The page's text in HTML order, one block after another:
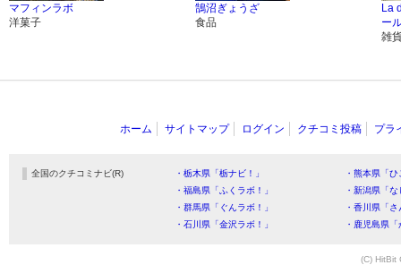
マフィンラボ
洋菓子
鵠沼ぎょうざ
食品
La
ー
雑
ホーム サイトマップ ログイン クチコミ投稿 プラ
全国のクチコミナビ(R) ・栃木県「栃ナビ！」
・熊本県「
・福島県「ふくラボ！」
・新潟県「
・群馬県「ぐんラボ！」
・香川県「
・石川県「金沢ラボ！」
・鹿児島県
(C) HitBit